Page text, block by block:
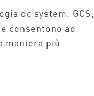
dc system. GCS,
consentono ad
maniera più